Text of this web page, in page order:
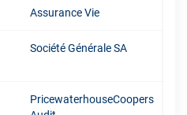
Assurance Vie
Société Générale SA
PricewaterhouseCoopers